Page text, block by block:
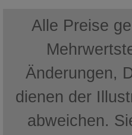
Alle Preise
Änderungen,
dienen der
abweichen.